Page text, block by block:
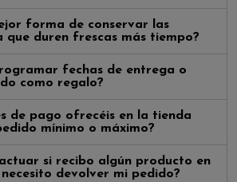
forma de conservar las
que duren frescas más tiempo?
fechas de entrega o
como regalo?
de pago ofrecéis en la tienda
mínimo o máximo?
si recibo algún producto en
devolver mi pedido?